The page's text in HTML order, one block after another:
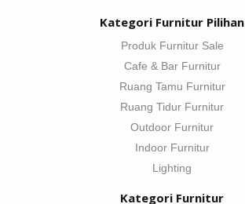
Kategori Furnitur Pilihan
Produk Furnitur Sale
Cafe & Bar Furnitur
Ruang Tamu Furnitur
Ruang Tidur Furnitur
Outdoor Furnitur
Indoor Furnitur
Lighting
Kategori Furnitur